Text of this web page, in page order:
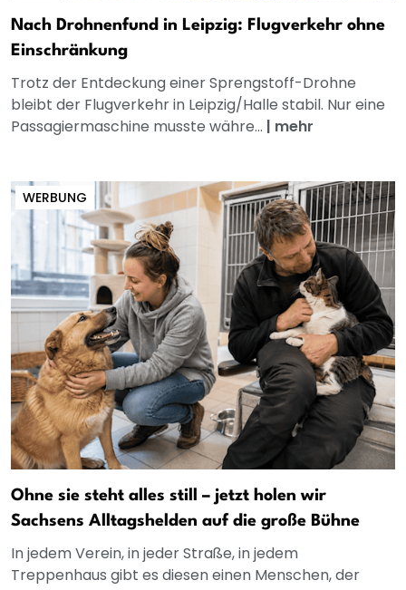
Nach Drohnenfund in Leipzig: Flugverkehr ohne
Einschränkung
Trotz der Entdeckung einer Sprengstoff-Drohne
bleibt der Flugverkehr in Leipzig/Halle stabil. Nur eine
Passagiermaschine musste währe... | mehr
WERBUNG
Ohne sie steht alles still – jetzt holen wir
Sachsens Alltagshelden auf die große Bühne
In jedem Verein, in jeder Straße, in jedem
Treppenhaus gibt es diesen einen Menschen, der